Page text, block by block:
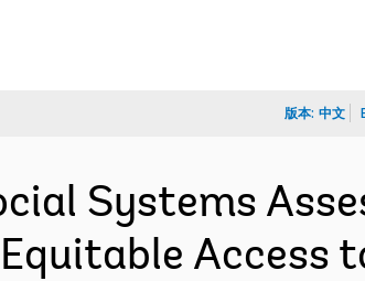
版本: 中文
Systems
Access